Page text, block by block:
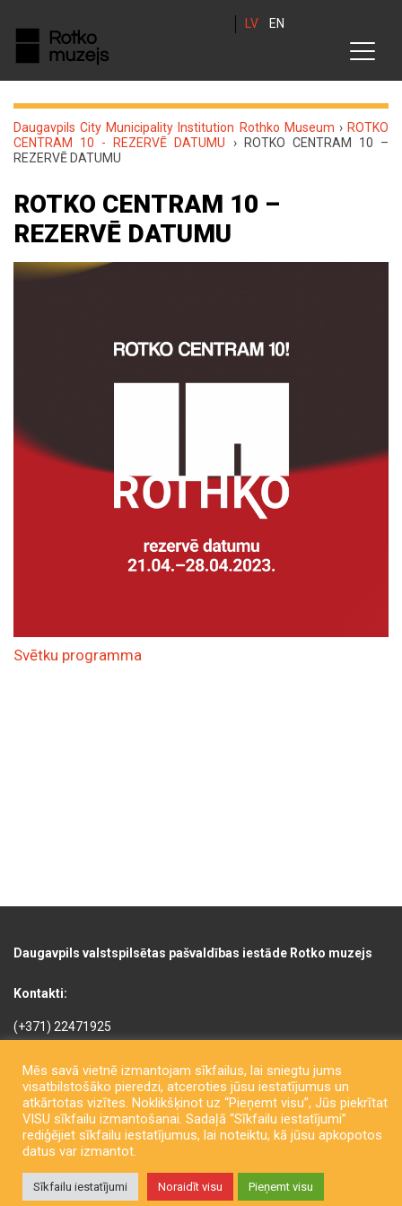
LV EN
Daugavpils City Municipality Institution Rothko Museum › ROTKO
CENTRAM 10 - REZERVĒ DATUMU ›
ROTKO CENTRAM 10 –
REZERVĒ DATUMU
ROTKO CENTRAM 10 –
REZERVĒ DATUMU
Svētku programma
Daugavpils valstspilsētas pašvaldības iestāde Rotko muzejs
Kontakti:
(+371) 22471925
rotkomuzejs@daugavpils.lv
Mihaila iela 3, Daugavpils,
LV-5401, Latvija
Mēs savā vietnē izmantojam sīkfailus, lai sniegtu jums
visatbilstošāko pieredzi, atceroties jūsu iestatījumus un
atkārtotas vizītes. Noklikšķinot uz “Pieņemt visu”, Jūs piekrītat
VISU sīkfailu izmantošanai. Sadaļā “Sīkfailu iestatījumi”
rediģējiet sīkfailu iestatījumus, lai noteiktu, kā jūsu apkopotos
datus var izmantot.
Sīkfailu iestatījumi Noraidīt visu Pieņemt visu